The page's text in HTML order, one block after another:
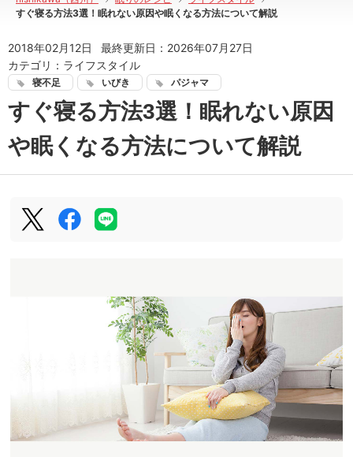
すぐ寝る方法3選！眠れない原因や眠くなる方法について解説
2018年02月12日 最終更新日： 2026年07月27日
カテゴリ： ライフスタイル
寝不足 いびき パジャマ
すぐ寝る方法3選！眠れない原因
や眠くなる方法について解説